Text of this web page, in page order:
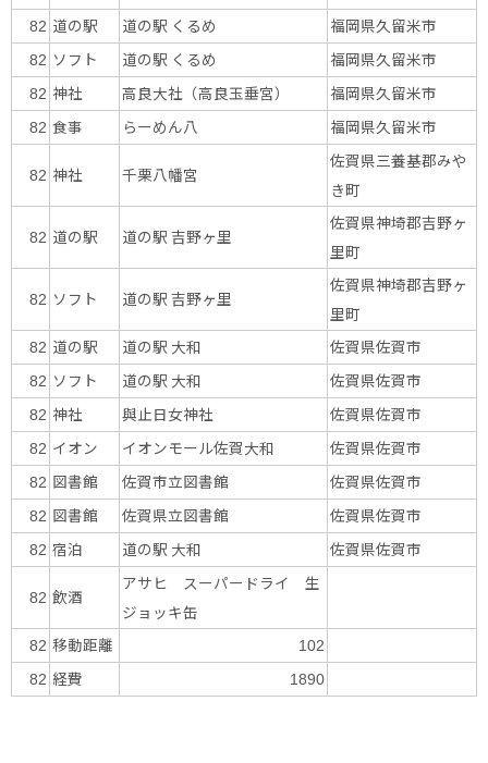
82 道の駅 道の駅 くるめ 福岡県久留米市
82 ソフト 道の駅 くるめ 福岡県久留米市
82 神社 高良大社（高良玉垂宮） 福岡県久留米市
82 食事 らーめん八 福岡県久留米市
82 神社 千栗八幡宮
佐賀県三養基郡みや
き町
82 道の駅 道の駅 吉野ヶ里
佐賀県神埼郡吉野ヶ
里町
82 ソフト 道の駅 吉野ヶ里
佐賀県神埼郡吉野ヶ
里町
82 道の駅 道の駅 大和 佐賀県佐賀市
82 ソフト 道の駅 大和 佐賀県佐賀市
82 神社 與止日女神社 佐賀県佐賀市
82 イオン イオンモール佐賀大和 佐賀県佐賀市
82 図書館 佐賀市立図書館 佐賀県佐賀市
82 図書館 佐賀県立図書館 佐賀県佐賀市
82 宿泊 道の駅 大和 佐賀県佐賀市
82 飲酒
アサヒ スーパードライ 生
ジョッキ缶
82 移動距離 102
82 経費 1890